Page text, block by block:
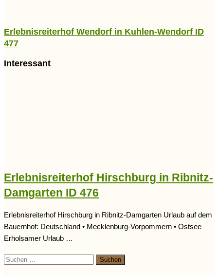
Erlebnisreiterhof Wendorf in Kuhlen-Wendorf ID
477
Interessant
Erlebnisreiterhof Hirschburg in Ribnitz-
Damgarten ID 476
Erlebnisreiterhof Hirschburg in Ribnitz-Damgarten Urlaub auf dem
Bauernhof: Deutschland • Mecklenburg-Vorpommern • Ostsee
Erholsamer Urlaub …
Suchen